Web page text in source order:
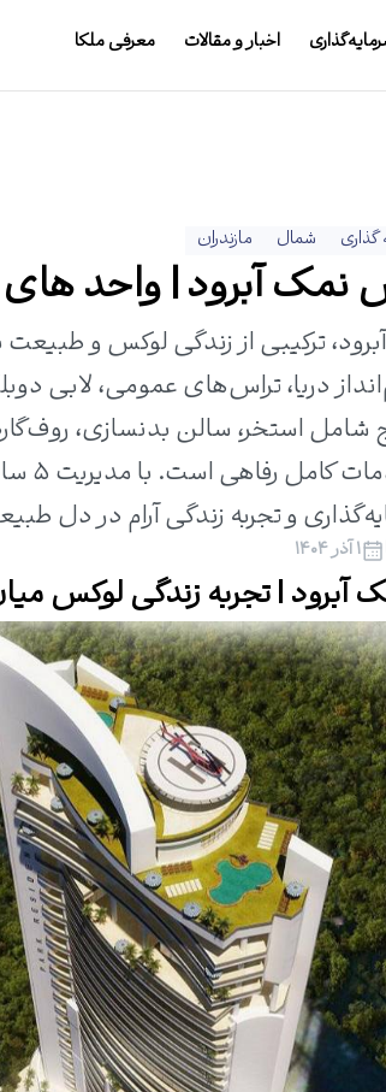
اخبار و مقالات معرفی ملکا
گذاری شمال مازندران
نمک آبرود | واحد های
استخر، سالن بدنسازی،
و تجربه زندگی آرام در دل
۱ آذر ۱۴۰۴
آبرود | تجربه زندگی لوکس